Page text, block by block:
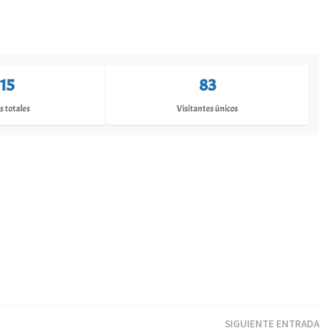
totales
83
Visitantes únicos
SIGUIENTE ENTRADA